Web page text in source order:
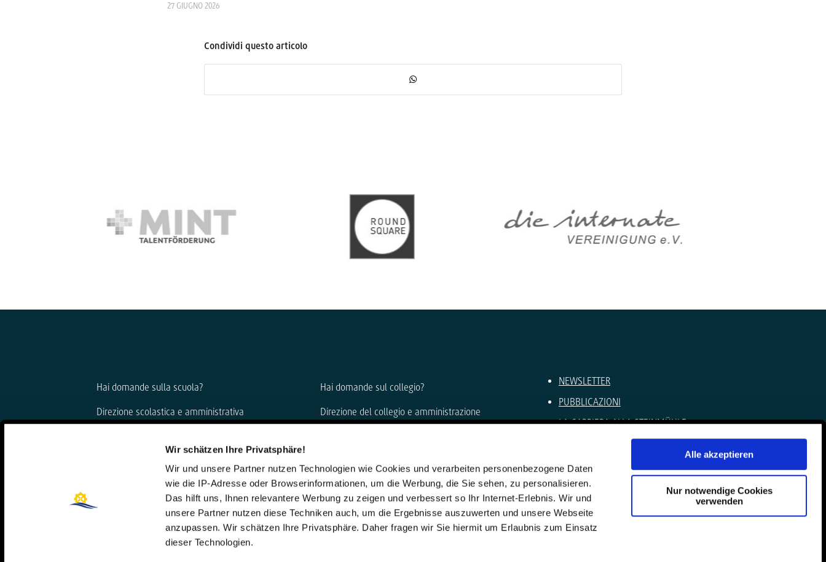
Wir schätzen Ihre Privatsphäre!
Wir und unsere Partner nutzen Technologien wie Cookies und verarbeiten personenbezogene Daten
wie die IP-Adresse oder Browserinformationen, um die Werbung, die Sie sehen, zu personalisieren.
Das hilft uns, Ihnen relevantere Werbung zu zeigen und verbessert so Ihr Internet-Erlebnis. Wir und
unsere Partner nutzen diese Techniken auch, um die Ergebnisse auszuwerten und unsere Webseite
anzupassen. Wir schätzen Ihre Privatsphäre. Daher fragen wir Sie hiermit um Erlaubnis zum Einsatz
dieser Technologien.
Alle akzeptieren
Nur notwendige Cookies
verwenden
27 GIUGNO 2026
Condividi questo articolo
Hai domande sulla scuola?
Direzione scolastica e amministrativa
Telefono: 06421 408-20
schule@steinmuehle.de
Hai domande sul collegio?
Direzione del collegio e amministrazione
internat@steinmuehle.de
NEWSLETTER
PUBBLICAZIONI
LA CARRIERA ALLA STEINMÜHLE
NOTE LEGALI
PROTEZIONE DEI DATI
CONTATTI